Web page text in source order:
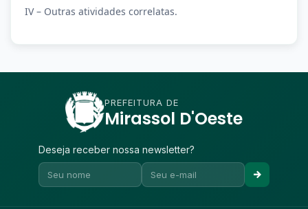
IV – Outras atividades correlatas.
PREFEITURA DE
Mirassol D'Oeste
Deseja receber nossa newsletter?